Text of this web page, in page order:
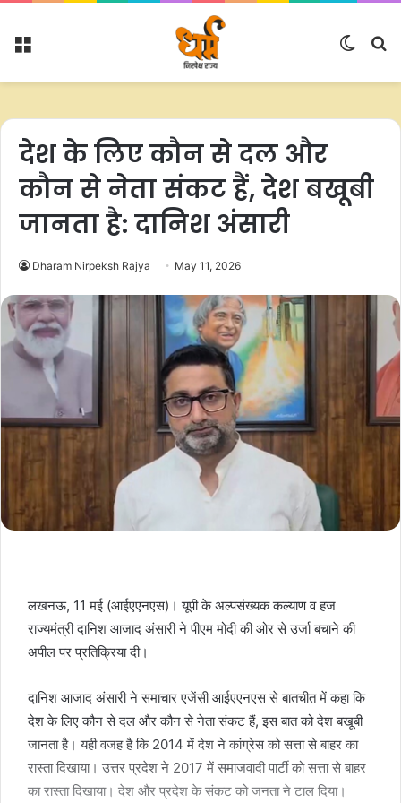
Menu
Switch
देश के लिए कौन से दल और
कौन से नेता संकट हैं, देश बखूबी
जानता है: दानिश अंसारी
Dharam Nirpeksh Rajya May 11, 2026
लखनऊ, 11 मई (आईएएनएस)। यूपी के अल्पसंख्यक कल्याण व हज
राज्यमंत्री दानिश आजाद अंसारी ने पीएम मोदी की ओर से उर्जा बचाने की
अपील पर प्रतिक्रिया दी।
दानिश आजाद अंसारी ने समाचार एजेंसी आईएएनएस से बातचीत में कहा कि
देश के लिए कौन से दल और कौन से नेता संकट हैं, इस बात को देश बखूबी
जानता है। यही वजह है कि 2014 में देश ने कांग्रेस को सत्ता से बाहर का
रास्ता दिखाया। उत्तर प्रदेश ने 2017 में समाजवादी पार्टी को सत्ता से बाहर
का रास्ता दिखाया। देश और प्रदेश के संकट को जनता ने टाल दिया।